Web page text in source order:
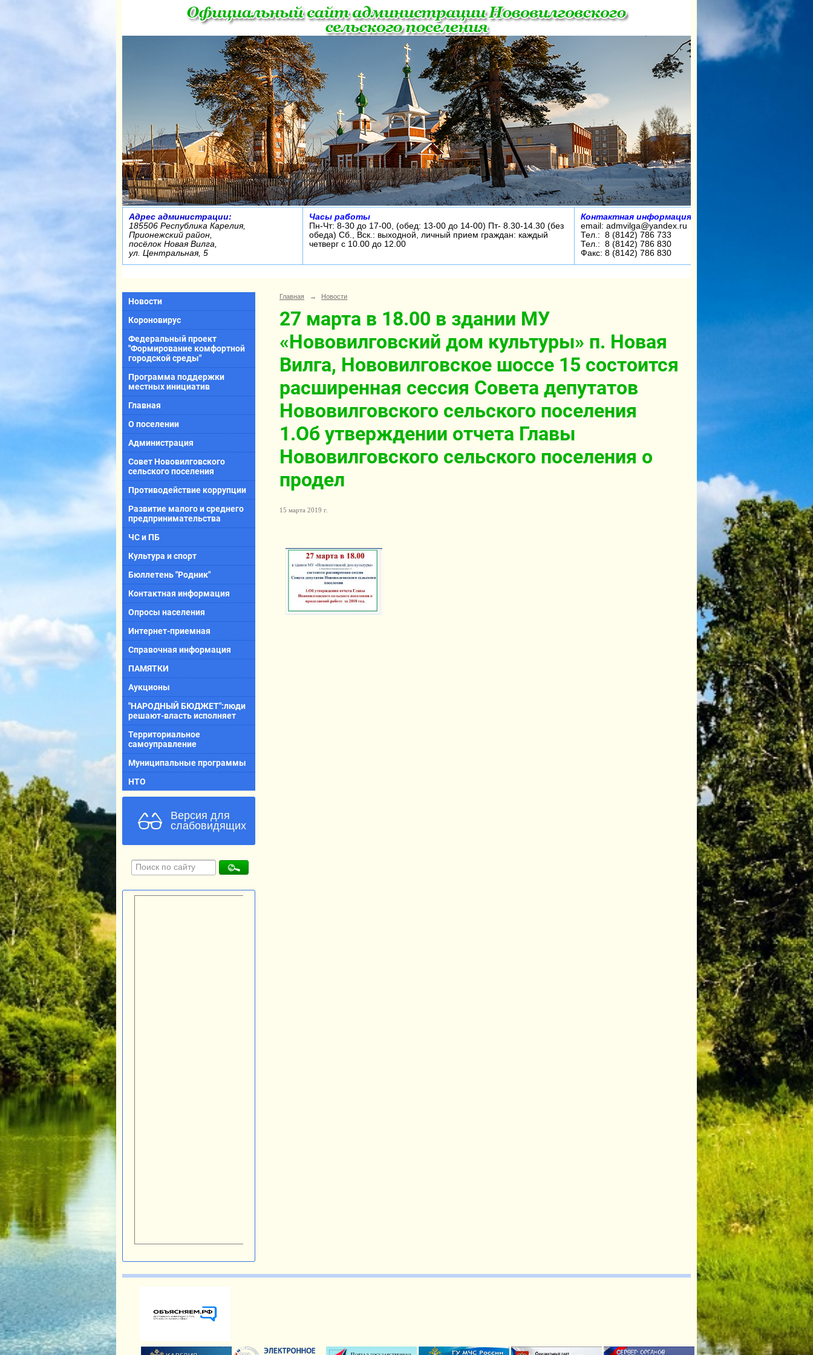
Адрес администрации:
185506 Республика Карелия,
Прионежский район,
посёлок Новая Вилга,
ул. Центральная, 5
Часы работы
Пн-Чт: 8-30 до 17-00, (обед: 13-00 до 14-00) Пт- 8.30-14.30 (без
обеда) Сб., Вск.: выходной, личный прием граждан: каждый
четверг с 10.00 до 12.00
Контактная информация:
email: admvilga@yandex.ru
Тел.: 8 (8142) 786 733
Тел.: 8 (8142) 786 830
Факс: 8 (8142) 786 830
Новости
Короновирус
Федеральный проект
"Формирование комфортной
городской среды"
Программа поддержки
местных инициатив
Главная
О поселении
Администрация
Совет Нововилговского
сельского поселения
Противодействие коррупции
Развитие малого и среднего
предпринимательства
ЧС и ПБ
Культура и спорт
Бюллетень "Родник"
Контактная информация
Опросы населения
Интернет-приемная
Справочная информация
ПАМЯТКИ
Аукционы
"НАРОДНЫЙ БЮДЖЕТ":люди
решают-власть исполняет
Территориальное
самоуправление
Муниципальные программы
НТО
Версия для
слабовидящих
Главная → Новости
27 марта в 18.00 в здании МУ
«Нововилговский дом культуры» п. Новая
Вилга, Нововилговское шоссе 15 состоится
расширенная сессия Совета депутатов
Нововилговского сельского поселения
1.Об утверждении отчета Главы
Нововилговского сельского поселения о
продел
15 марта 2019 г.